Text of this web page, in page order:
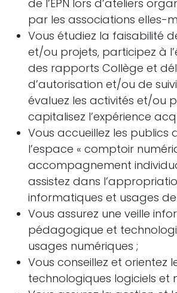
de l’EPN lors d’ateliers
par les associations elles-
Vous étudiez la faisabilité
et/ou projets, participez à
des rapports Collège et
d’autorisation et/ou de
évaluez les activités et/ou
capitalisez l’expérience
Vous accueillez les publics
l’espace « comptoir
accompagnement
assistez dans
informatiques et usages de
Vous assurez une veille
pédagogique et
usages numériques ;
Vous conseillez et orientez
technologiques logiciels et